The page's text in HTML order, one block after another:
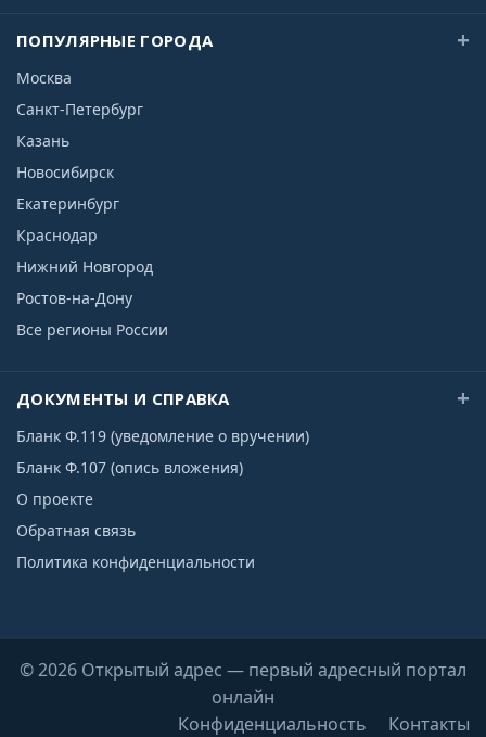
ПОПУЛЯРНЫЕ ГОРОДА
Москва
Санкт-Петербург
Казань
Новосибирск
Екатеринбург
Краснодар
Нижний Новгород
Ростов-на-Дону
Все регионы России
ДОКУМЕНТЫ И СПРАВКА
Бланк Ф.119 (уведомление о вручении)
Бланк Ф.107 (опись вложения)
О проекте
Обратная связь
Политика конфиденциальности
© 2026 Открытый адрес — первый адресный портал
онлайн
Конфиденциальность
Контакты